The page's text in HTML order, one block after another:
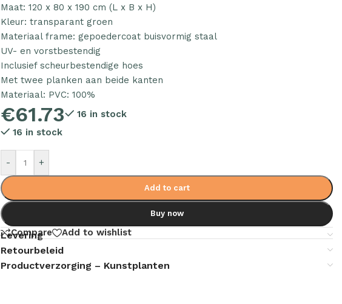
Maat: 120 x 80 x 190 cm (L x B x H)
Kleur: transparant groen
Materiaal frame: gepoedercoat buisvormig staal
UV- en vorstbestendig
Inclusief scheurbestendige hoes
Met twee planken aan beide kanten
Materiaal: PVC: 100%
€61.73
16 in stock
16 in stock
- +
Add to cart
Buy now
Compare Add to wishlist
Levering
Retourbeleid
Productverzorging – Kunstplanten